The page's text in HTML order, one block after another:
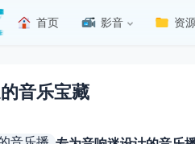
首页 影音 资
音乐宝藏